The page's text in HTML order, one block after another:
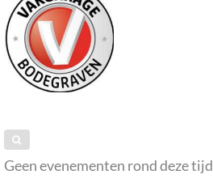
Geen evenementen rond deze tijd